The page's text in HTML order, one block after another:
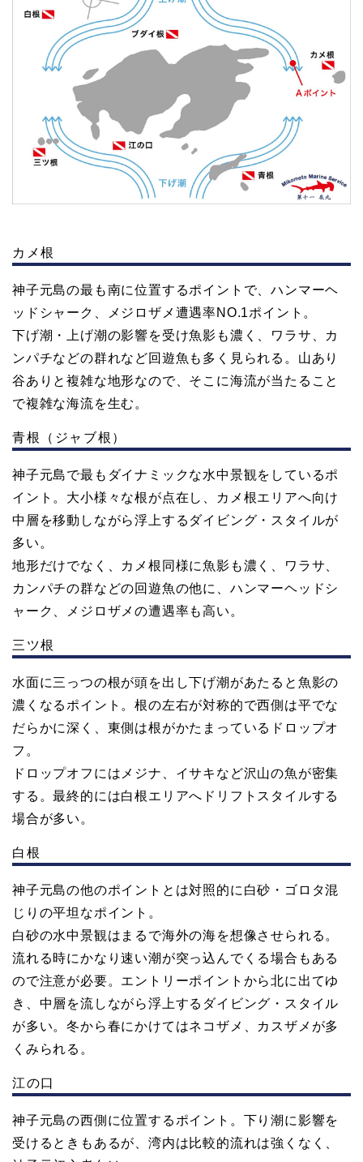
カメ根
神子元島の最も南に位置するポイントで、ハンマーヘ
ッドシャーク、メジロザメ遭遇率NO.1ポイント。
下げ潮・上げ潮の影響を受け魚影も濃く、ワラサ、カ
ンパチなどの群れなど回遊魚も多く見られる。山あり
谷ありと複雑な地形なので、そこに海流が当たること
で複雑な海流を生む。
青根（ジャブ根）
神子元島で最もダイナミックな水中景観をしているポ
イント。大小様々な根が点在し、カメ根エリアへ向け
中層を移動しながら浮上するダイビング・スタイルが
多い。
地形だけでなく、カメ根同様に魚影も濃く、ワラサ、
カンパチの群などの回遊魚の他に、ハンマーヘッドシ
ャーク、メジロザメの遭遇率も高い。
三ツ根
水面に三っつの根が頭を出し下げ潮があたると魚影の
濃くなるポイント。根の左右が対称的で西側は平でな
だらかに深く、東側は根がかたまっているドロップオ
フ。
ドロップオフにはメジナ、イサキなど沢山の魚が密集
する。最終的には白根エリアへドリフトスタイルする
場合が多い。
白根
神子元島の他のポイントとは対照的に白砂・ゴロタ混
じりの平坦なポイント。
白砂の水中景観はまるで海外の海を想像させられる。
流れる時にかなり速い潮が突っ込んでくる場合もある
ので注意が必要。エントリーポイントから北に出てゆ
き、中層を流しながら浮上するダイビング・スタイル
が多い。冬から春にかけてはネコザメ、カスザメが多
くみられる。
江の口
神子元島の西側に位置するポイント。下り潮に影響を
受けるときもあるが、湾内は比較的流れは強くなく、